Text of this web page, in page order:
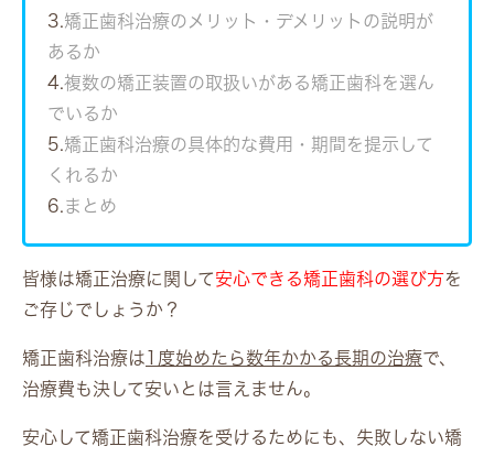
3. 矯正歯科治療のメリット・デメリットの説明が
あるか
4. 複数の矯正装置の取扱いがある矯正歯科を選ん
でいるか
5. 矯正歯科治療の具体的な費用・期間を提示して
くれるか
6. まとめ
皆様は矯正治療に関して安心できる矯正歯科の選び方を
ご存じでしょうか？
矯正歯科治療は 1度始めたら数年かかる長期の治療で、
治療費も決して安いとは言えません。
安心して矯正歯科治療を受けるためにも、失敗しない矯